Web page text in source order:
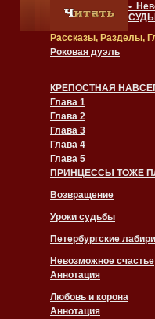
•
Рассказы, Разделы,
Роковая дуэль
КРЕПОСТНАЯ
Глава 1
Глава 2
Глава 3
Глава 4
Глава 5
ПРИНЦЕССЫ ТОЖЕ
Возвращение
Уроки судьбы
Петербургские
Невозможное счастье
Аннотация
Любовь и корона
Аннотация